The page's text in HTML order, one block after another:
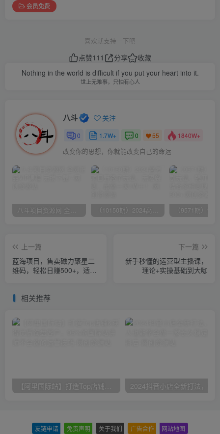
会员免费
喜欢就支持一下吧
点赞111 分享
收藏
Nothing in the world is difficult if you put your heart into it.
世上无难事，只怕有心人
八斗 关注
0 1.7W+ 0 55 1840W+
改变你的思想，你就能改变自己的命运
八斗项目资源网 全网正品VIP课程 无损下载~ （10150期）2024高考项目野路子玩法，无限裂变，最高一天1W＋！
上一篇
蓝海项目，售卖磁力聚星二
维码，轻松日赚500+，适合
下一篇
新手秒懂的运营型主播课，
理论+实操基础到大咖
相关推荐
【阿里国际站】打造Top店铺&获得优质询盘客户，​95%的国际站讲师不会说的运营技巧
友链申请 免责声明 关于我们 广告合作 网站地图